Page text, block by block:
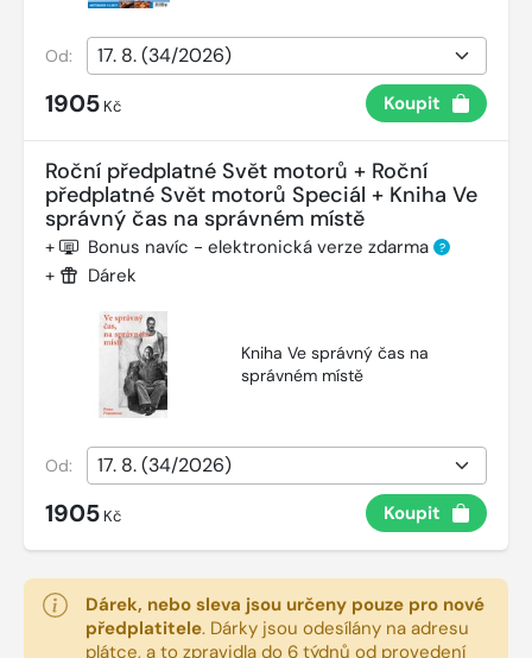
Od:
1905 Kč Koupit
Roční předplatné Svět motorů + Roční
předplatné Svět motorů Speciál + Kniha Ve
správný čas na správném místě
+ Bonus navíc - elektronická verze zdarma ?
+ Dárek
Kniha Ve správný čas na
správném místě
Od:
1905 Kč Koupit
Dárek, nebo sleva jsou určeny pouze pro nové
předplatitele. Dárky jsou odesílány na adresu
plátce, a to zpravidla do 6 týdnů od provedení